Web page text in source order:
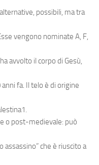
possibili, ma tra
vengono nominate A, F,
avvolto il corpo di Gesù,
fa. Il telo è di origine
o post-medievale: può
assassino” che è riuscito a